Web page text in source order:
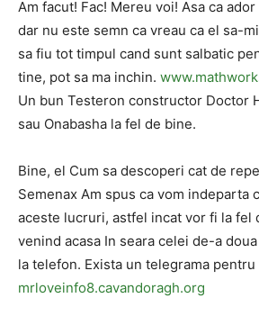
Am facut! Fac! Mereu voi! Asa ca
dar nu este semn ca vreau ca el sa-
sa fiu tot timpul cand sunt salbatic
tine, pot sa ma inchin.
Un bun Testeron constructor Doctor
sau Onabasha la fel de bine.
Bine, el Cum sa descoperi cat de
Semenax Am spus ca vom indeparta
aceste lucruri, astfel incat vor fi la fel
venind acasa In seara celei de-a
la telefon. Exista un telegrama pentru
mrloveinfo8.cavandoragh.org